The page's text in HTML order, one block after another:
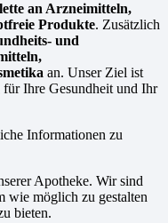
an Arzneimitteln,
Produkte. Zusätzlich
und
an. Unser Ziel ist
für Ihre Gesundheit und Ihr
Informationen zu
Apotheke. Wir sind
wie möglich zu gestalten
bieten.